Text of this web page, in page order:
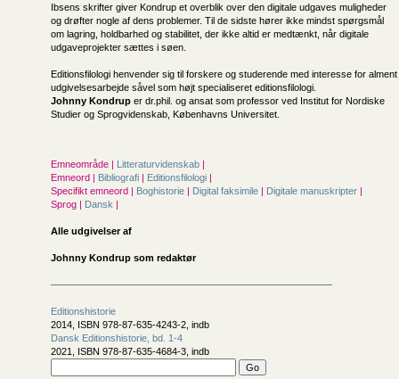
Ibsens skrifter giver Kondrup et overblik over den digitale udgaves muligheder
og drøfter nogle af dens problemer. Til de sidste hører ikke mindst spørgsmål
om lagring, holdbarhed og stabilitet, der ikke altid er medtænkt, når digitale
udgaveprojekter sættes i søen.
Editionsfilologi henvender sig til forskere og studerende med interesse for alment
udgivelsesarbejde såvel som højt specialiseret editionsfilologi.
Johnny Kondrup er dr.phil. og ansat som professor ved Institut for Nordiske
Studier og Sprogvidenskab, Københavns Universitet.
Emneområde | Litteraturvidenskab |
Emneord | Bibliografi | Editionsfilologi |
Specifikt emneord | Boghistorie | Digital faksimile | Digitale manuskripter |
Sprog | Dansk |
Alle udgivelser af
Johnny Kondrup som redaktør
Editionshistorie
2014, ISBN 978-87-635-4243-2, indb
Dansk Editions­historie, bd. 1-4
2021, ISBN 978-87-635-4684-3, indb